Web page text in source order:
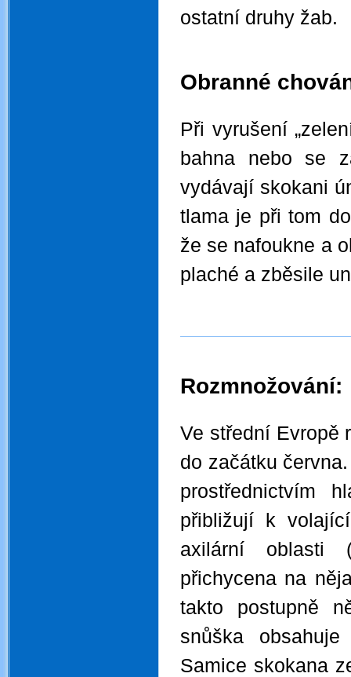
ostatní druhy žab.
Obranné
Při vyrušení
bahna nebo se
vydávají skokani
tlama je při tom
že se nafoukne a
plaché a zběsile
Rozmnožování:
Ve střední Evropě
do začátku
prostřednictvím
přibližují k
axilární oblasti
přichycena na
takto postupně
snůška
Samice skokana